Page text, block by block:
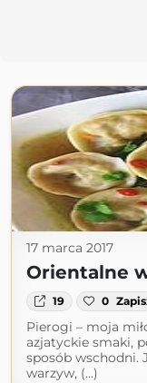
17 marca 2017
Orientalne
19 0
Pierogi – moja
azjatyckie smaki,
sposób wschodni.
warzyw, (...)